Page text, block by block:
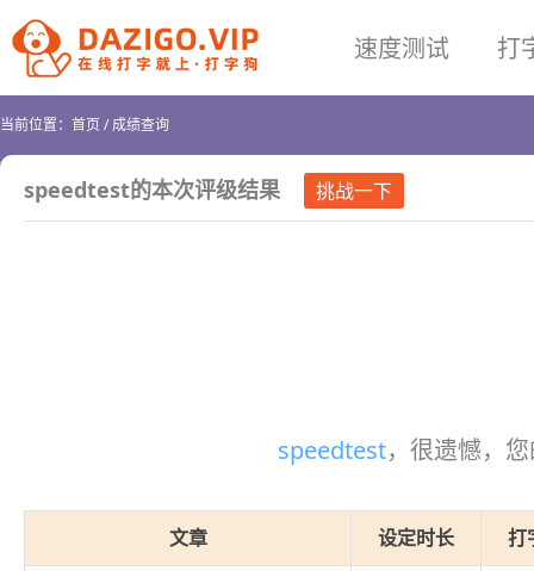
速度测试 打
当前位置： 首页/成绩查询
speedtest的本次评级结果 挑战一下
speedtest，很遗憾，
文章 设定时长 打